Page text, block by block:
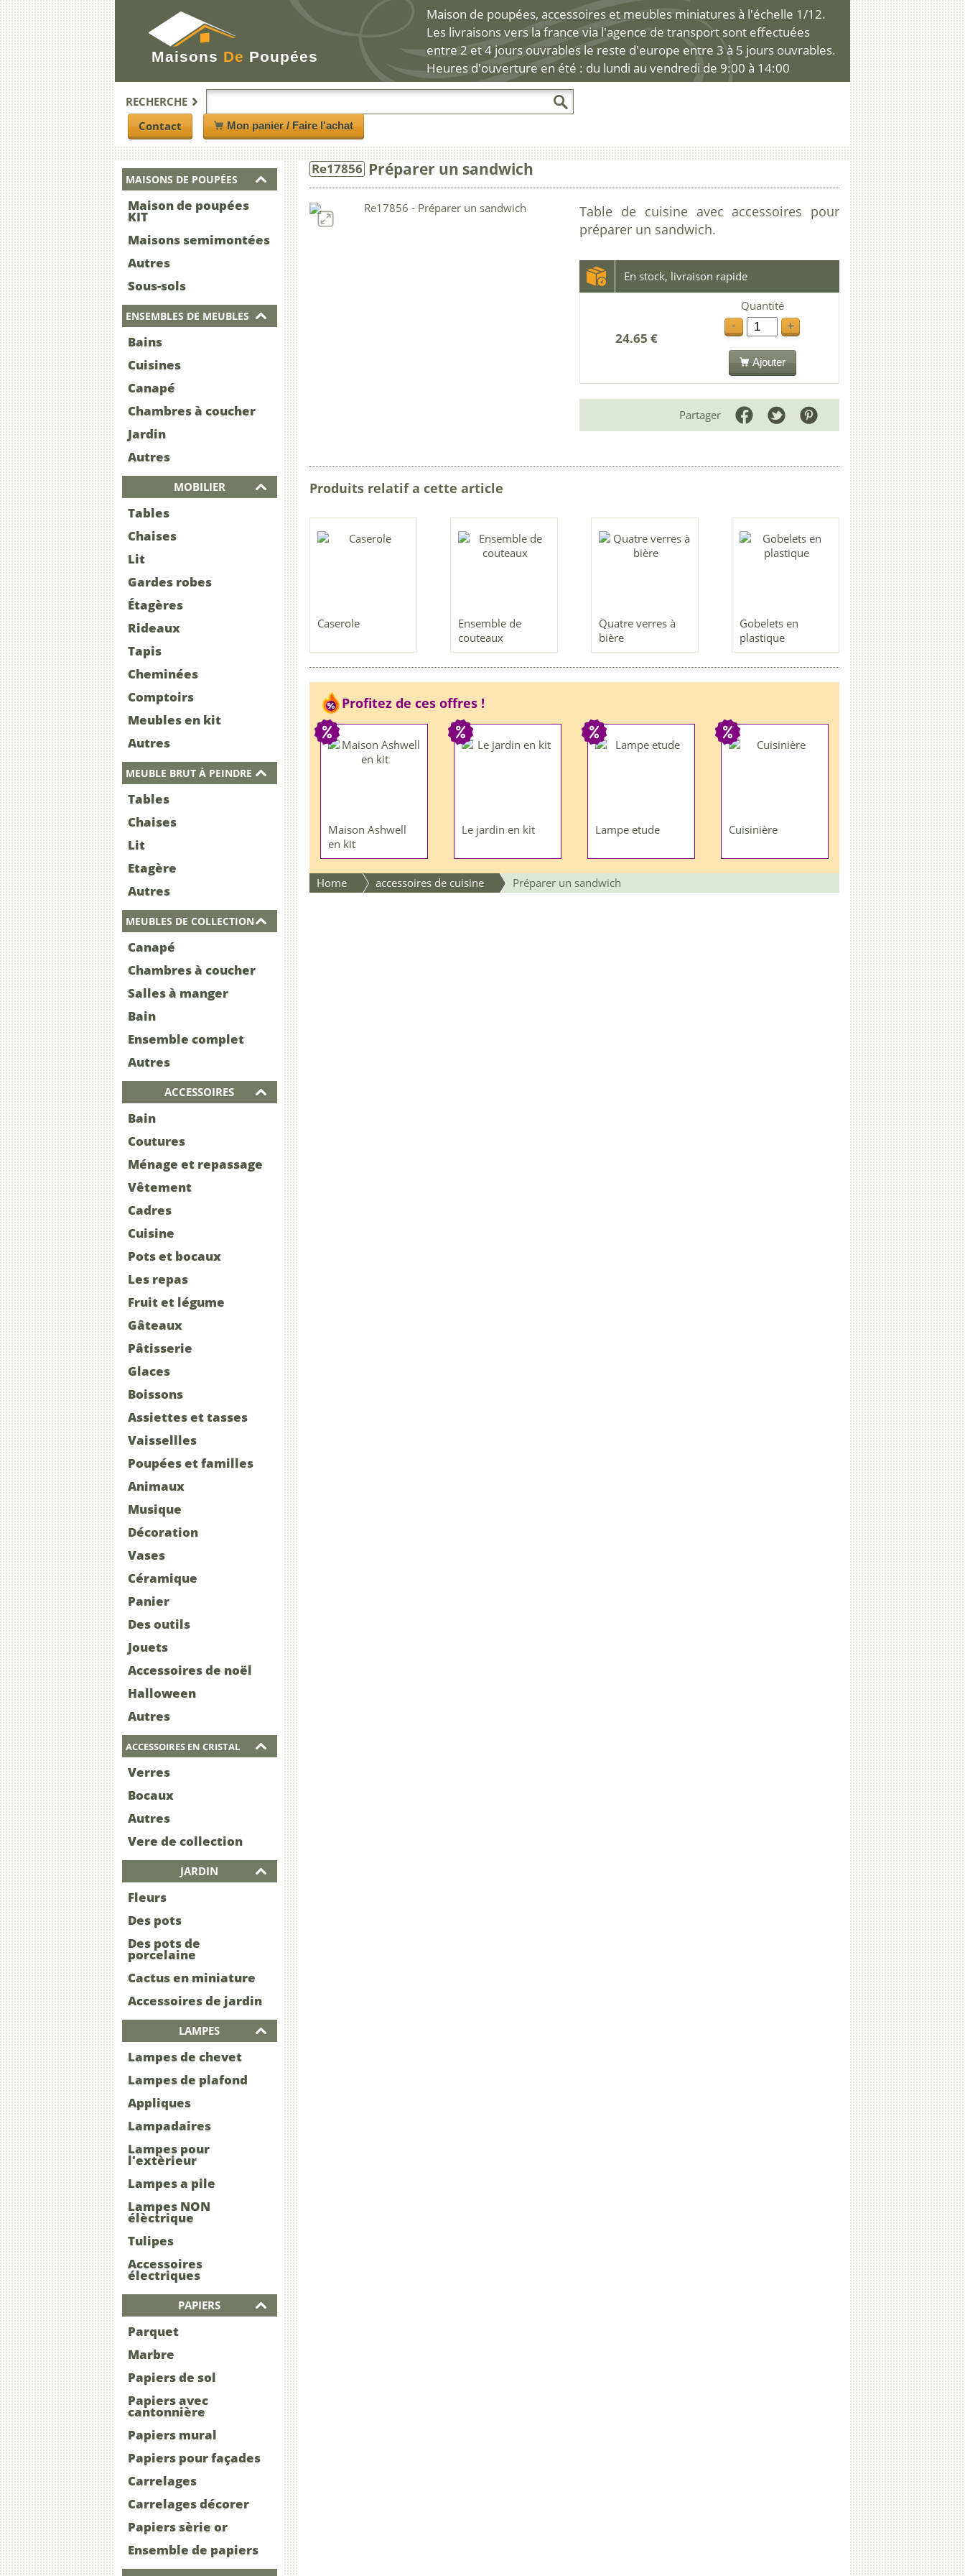
Maisons De Poupées
Maison de poupées, accessoires et meubles miniatures à l'échelle 1/12.
Les livraisons vers la france via l'agence de transport sont effectuées
entre 2 et 4 jours ouvrables le reste d'europe entre 3 à 5 jours ouvrables.
Heures d'ouverture en été : du lundi au vendredi de 9:00 à 14:00
RECHERCHE
Contact
Mon panier / Faire l'achat
MAISONS DE POUPÉES
Maison de poupées
KIT
Maisons semimontées
Autres
Sous-sols
ENSEMBLES DE MEUBLES
Bains
Cuisines
Canapé
Chambres à coucher
Jardin
Autres
MOBILIER
Tables
Chaises
Lit
Gardes robes
Étagères
Rideaux
Tapis
Cheminées
Comptoirs
Meubles en kit
Autres
MEUBLE BRUT À PEINDRE
Tables
Chaises
Lit
Etagère
Autres
MEUBLES DE COLLECTION
Canapé
Chambres à coucher
Salles à manger
Bain
Ensemble complet
Autres
ACCESSOIRES
Bain
Coutures
Ménage et repassage
Vêtement
Cadres
Cuisine
Pots et bocaux
Les repas
Fruit et légume
Gâteaux
Pâtisserie
Glaces
Boissons
Assiettes et tasses
Vaissellles
Poupées et familles
Animaux
Musique
Décoration
Vases
Céramique
Panier
Des outils
Jouets
Accessoires de noël
Halloween
Autres
ACCESSOIRES EN CRISTAL
Verres
Bocaux
Autres
Vere de collection
JARDIN
Fleurs
Des pots
Des pots de
porcelaine
Cactus en miniature
Accessoires de jardin
LAMPES
Lampes de chevet
Lampes de plafond
Appliques
Lampadaires
Lampes pour
l'extèrieur
Lampes a pile
Lampes NON
élèctrique
Tulipes
Accessoires
électriques
PAPIERS
Parquet
Marbre
Papiers de sol
Papiers avec
cantonnière
Papiers mural
Papiers pour façades
Carrelages
Carrelages décorer
Papiers sèrie or
Ensemble de papiers
Re17856 Préparer un sandwich
Table de cuisine avec accessoires pour
préparer un sandwich.
En stock, livraison rapide
24.65 €
Quantité
-
+
Ajouter
Partager
Produits relatif a cette article
Caserole
Ensemble de
couteaux
Quatre verres à
bière
Gobelets en
plastique
Profitez de ces offres !
Maison Ashwell
en kit
Le jardin en kit Lampe etude Cuisinière
Home accessoires de cuisine Préparer un sandwich